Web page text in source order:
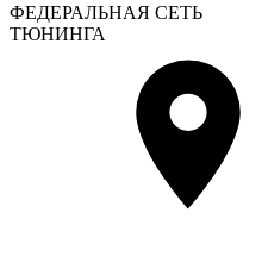
ФЕДЕРАЛЬНАЯ СЕТЬ
ТЮНИНГА